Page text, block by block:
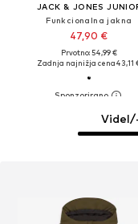
JACK & JONES
Funkcionalna jakna
47,90 €
Prvotno: 54,99 €
Zadnja najnižja cena43,11